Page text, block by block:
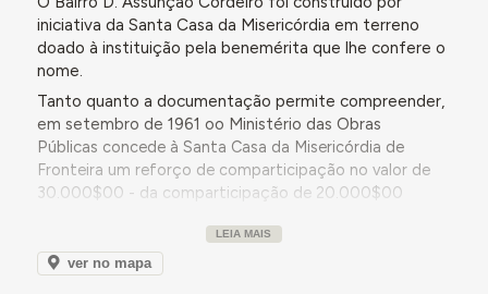
iniciativa da Santa Casa da Misericórdia em terreno
doado à instituição pela benemérita que lhe confere o
nome.
Tanto quanto a documentação permite compreender,
em setembro de 1961 oo Ministério das Obras
Públicas concede à Santa Casa da Misericórdia de
Fronteira um reforço de comparticipação no valor de
30.000$00 - da comparticipação de 20.000$00
Desemprego - para a construção do bairro. Os
trabalhos de construção do bairro estavam orçados em
LEIA MAIS
ver no mapa